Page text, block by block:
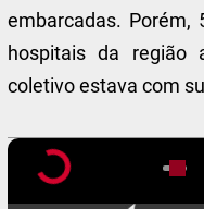
embarcadas. Porém,
hospitais da
coletivo estava com